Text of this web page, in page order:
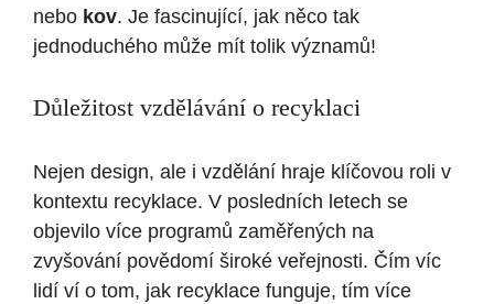
nebo kov. Je fascinující, jak něco tak
jednoduchého může mít tolik významů!
Důležitost vzdělávání o recyklaci
Nejen design, ale i vzdělání hraje klíčovou roli v
kontextu recyklace. V posledních letech se
objevilo více programů zaměřených na
zvyšování povědomí široké veřejnosti. Čím víc
lidí ví o tom, jak recyklace funguje, tím více